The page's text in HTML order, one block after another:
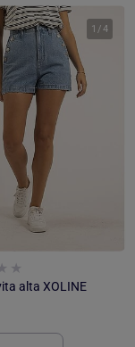
1 /4
alta XOLINE